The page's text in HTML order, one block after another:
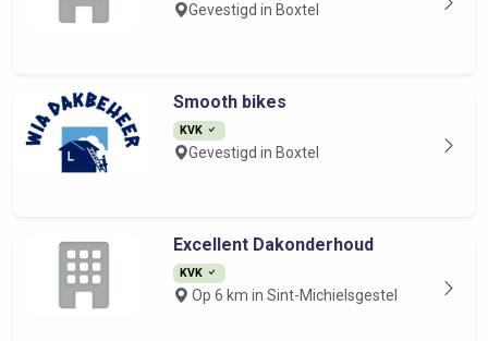
Gevestigd in Boxtel
Smooth bikes
KVK
Gevestigd in Boxtel
Excellent Dakonderhoud
KVK
Op 6 km in Sint-Michielsgestel